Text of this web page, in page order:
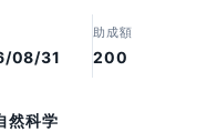
08/31
助成額
200
然科学